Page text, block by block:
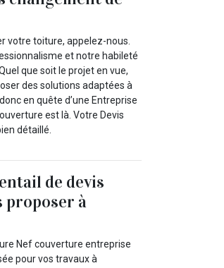
votre toiture, appelez-nous.
et notre habileté
que soit le projet en vue,
des solutions adaptées à
en quête d’une Entreprise
est là. Votre Devis
détaillé.
de devis
à
Nef couverture entreprise
pour vos travaux à